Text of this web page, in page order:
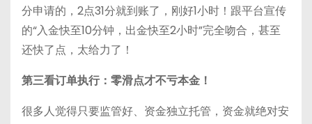
分申请的，2点31分就到账了，刚好1小时！跟平台宣传
的“入金快至10分钟，出金快至2小时”完全吻合，甚至
还快了点，太给力了！
第三看订单执行：零滑点才不亏本金！
很多人觉得只要监管好、资金独立托管，资金就绝对安